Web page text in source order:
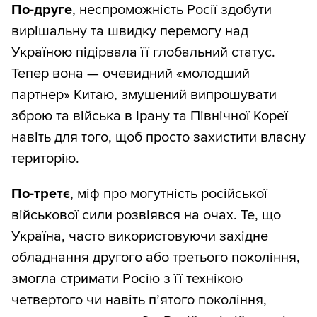
По-друге, неспроможність Росії здобути
вирішальну та швидку перемогу над
Україною підірвала її глобальний статус.
Тепер вона — очевидний «молодший
партнер» Китаю, змушений випрошувати
зброю та війська в Ірану та Північної Кореї
навіть для того, щоб просто захистити власну
територію.
По-третє, міф про могутність російської
військової сили розвіявся на очах. Те, що
Україна, часто використовуючи західне
обладнання другого або третього покоління,
змогла стримати Росію з її технікою
четвертого чи навіть п’ятого покоління,